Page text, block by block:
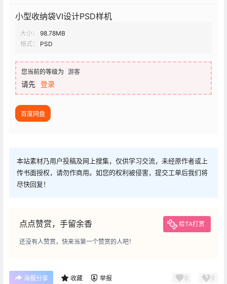
小型收纳袋VI设计PSD样机
大小：
98.78MB
格式：
PSD
您当前的等级为 游客
请先 登录
百度网盘
本站素材乃用户投稿及网上搜集，仅供学习交流，未经原作者或上
传书面授权，请勿作商用。如您的权利被侵害，提交工单后我们将
尽快回复！
点点赞赏，手留余香 给TA打赏
还没有人赞赏，快来当第一个赞赏的人吧！
海报分享 收藏 举报 0 0